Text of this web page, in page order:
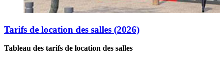
Tarifs de location des salles (2026)
Tableau des tarifs de location des salles